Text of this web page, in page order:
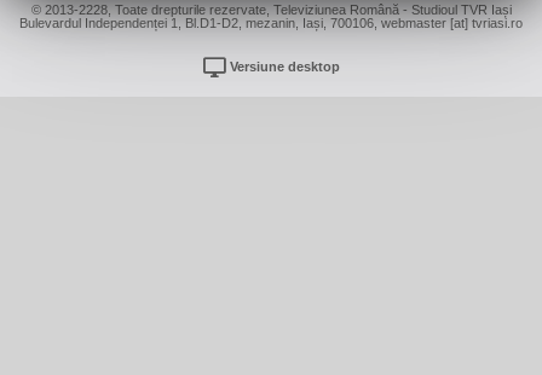
© 2013-2228, Toate drepturile rezervate, Televiziunea Română - Studioul TVR Iași
Bulevardul Independenței 1, Bl.D1-D2, mezanin, Iași, 700106, webmaster [at] tvriasi.ro
Versiune desktop